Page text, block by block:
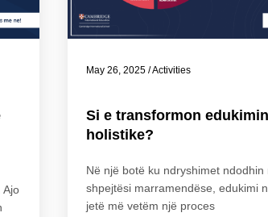
Ajo
May 26, 2025 /Activities
Si e transformon
holistike?
Në një botë ku ndryshimet ndodhin
shpejtësi marramendëse, edukimi
jetë më vetëm një proces